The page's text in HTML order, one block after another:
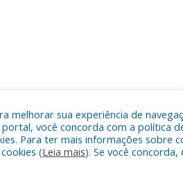
melhorar sua experiência de
você concorda com a política
Para ter mais informações sobre
(Leia mais). Se você concorda,